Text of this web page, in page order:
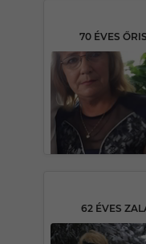
70 ÉVES
62 ÉVES